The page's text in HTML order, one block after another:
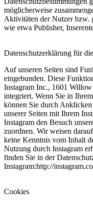
möglicherweise
Aktivitäten der Nutzer bzw.
wie etwa Publisher,
Datenschutzerklärung für
Auf unseren Seiten sind
eingebunden. Diese
Instagram Inc., 1601
integriert. Wenn Sie in
können Sie durch
unserer Seiten mit Ihrem
Instagram den Besuch
zuordnen. Wir weisen
keine Kenntnis vom Inhalt
Nutzung durch Instagram
finden Sie in der
Instagram:http://
Cookies